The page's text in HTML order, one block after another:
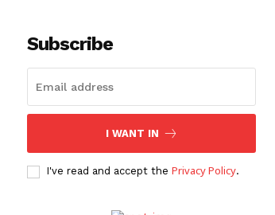
Subscribe
I WANT IN
I've read and accept the Privacy Policy.